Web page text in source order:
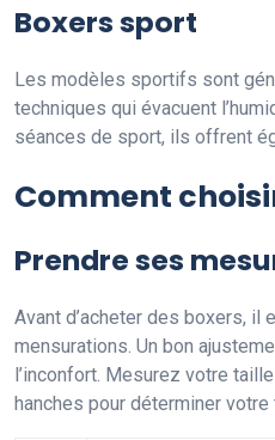
Boxers sport
Les modèles sportifs sont
techniques qui évacuent
séances de sport, ils offrent
Comment
Prendre ses
Avant d’acheter des boxers,
mensurations. Un bon
l’inconfort. Mesurez votre
hanches pour déterminer votre